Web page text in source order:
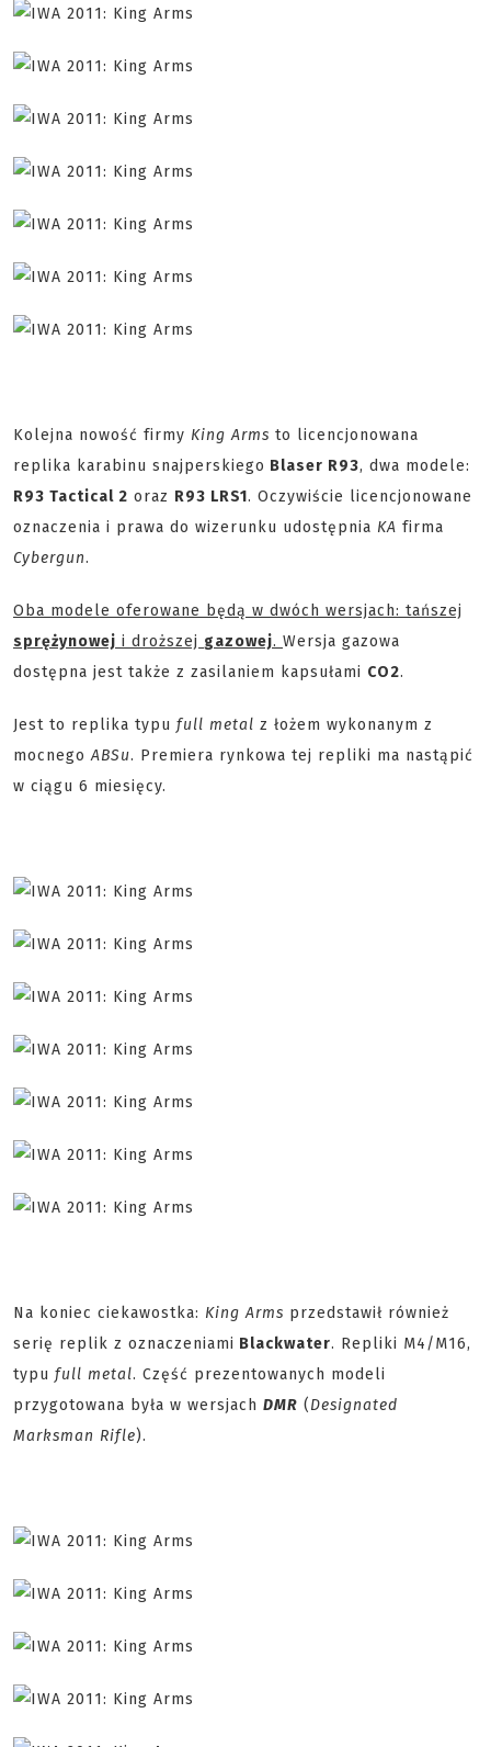
Kolejna nowość firmy King Arms to licencjonowana
replika karabinu snajperskiego Blaser R93, dwa modele:
R93 Tactical 2 oraz R93 LRS1. Oczywiście licencjonowane
oznaczenia i prawa do wizerunku udostępnia KA firma
Cybergun.
Oba modele oferowane będą w dwóch wersjach: tańszej
sprężynowej i droższej gazowej. Wersja gazowa
dostępna jest także z zasilaniem kapsułami CO2.
Jest to replika typu full metal z łożem wykonanym z
mocnegoABSu. Premiera rynkowa tej repliki ma nastąpić
w ciągu 6 miesięcy.
Na koniec ciekawostka: King Arms przedstawił również
serię replik z oznaczeniami Blackwater. Repliki M4/M16,
typu full metal. Część prezentowanych modeli
przygotowana była w wersjach DMR (Designated
Marksman Rifle).